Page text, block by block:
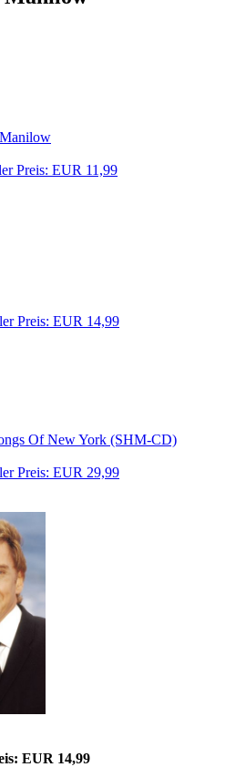
Preis: EUR 11,99
Preis: EUR 14,99
Of New York (SHM-CD)
Preis: EUR 29,99
EUR 14,99